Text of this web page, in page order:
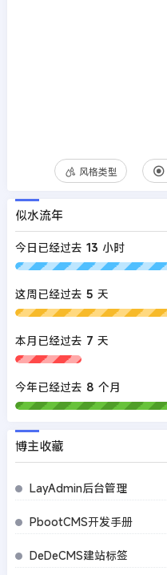
风格类型
似水流年
今日已经过去 13 小时
这周已经过去 5 天
本月已经过去 7 天
今年已经过去 8 个月
博主收藏
LayAdmin后台管理
PbootCMS开发手册
DeDeCMS建站标签